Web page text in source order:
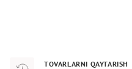
TOVARLARNI QAYTARISH